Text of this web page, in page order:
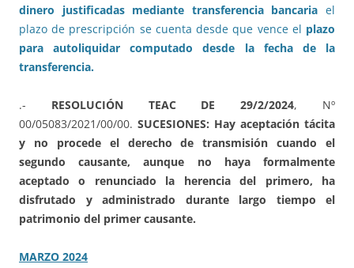
dinero justificadas mediante transferencia bancaria el
plazo de prescripción se cuenta desde que vence el plazo
para autoliquidar computado desde la fecha de la
transferencia.
.- RESOLUCIÓN TEAC DE 29/2/2024, Nº
00/05083/2021/00/00. SUCESIONES: Hay aceptación tácita
y no procede el derecho de transmisión cuando el
segundo causante, aunque no haya formalmente
aceptado o renunciado la herencia del primero, ha
disfrutado y administrado durante largo tiempo el
patrimonio del primer causante.
MARZO 2024